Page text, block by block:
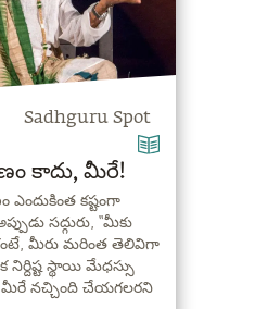
Sadhguru Spot
కాదు, మీరే!
ఎందుకింత కష్టంగా
సద్గురు, “మీకు
నిర్దిష్ట స్థాయి మేధస్సు
మీరే నచ్చింది చేయగలరని